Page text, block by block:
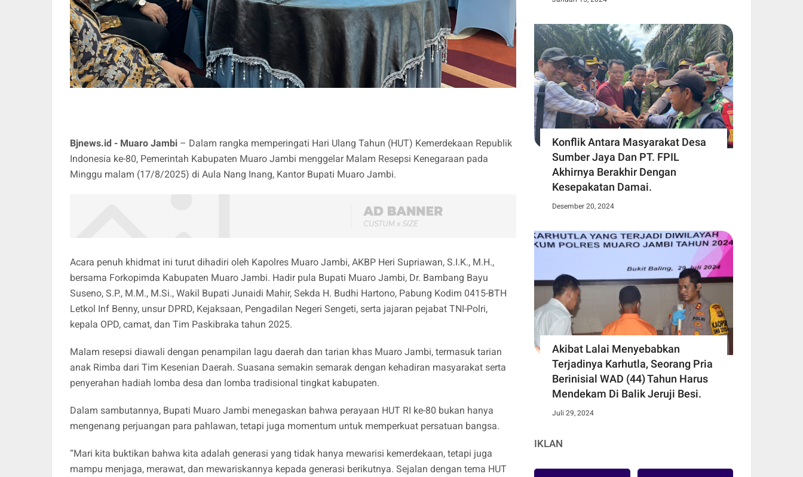
Bjnews.id - Muaro Jambi – Dalam rangka memperingati Hari Ulang Tahun (HUT) Kemerdekaan Republik
Indonesia ke-80, Pemerintah Kabupaten Muaro Jambi menggelar Malam Resepsi Kenegaraan pada
Minggu malam (17/8/2025) di Aula Nang Inang, Kantor Bupati Muaro Jambi.
Acara penuh khidmat ini turut dihadiri oleh Kapolres Muaro Jambi, AKBP Heri Supriawan, S.I.K., M.H.,
bersama Forkopimda Kabupaten Muaro Jambi. Hadir pula Bupati Muaro Jambi, Dr. Bambang Bayu
Suseno, S.P., M.M., M.Si., Wakil Bupati Junaidi Mahir, Sekda H. Budhi Hartono, Pabung Kodim 0415-BTH
Letkol Inf Benny, unsur DPRD, Kejaksaan, Pengadilan Negeri Sengeti, serta jajaran pejabat TNI-Polri,
kepala OPD, camat, dan Tim Paskibraka tahun 2025.
Malam resepsi diawali dengan penampilan lagu daerah dan tarian khas Muaro Jambi, termasuk tarian
anak Rimba dari Tim Kesenian Daerah. Suasana semakin semarak dengan kehadiran masyarakat serta
penyerahan hadiah lomba desa dan lomba tradisional tingkat kabupaten.
Dalam sambutannya, Bupati Muaro Jambi menegaskan bahwa perayaan HUT RI ke-80 bukan hanya
mengenang perjuangan para pahlawan, tetapi juga momentum untuk memperkuat persatuan bangsa.
“Mari kita buktikan bahwa kita adalah generasi yang tidak hanya mewarisi kemerdekaan, tetapi juga
mampu menjaga, merawat, dan mewariskannya kepada generasi berikutnya. Sejalan dengan tema HUT
Konflik Antara Masyarakat Desa
Sumber Jaya Dan PT. FPIL
Akhirnya Berakhir Dengan
Kesepakatan Damai.
Desember 20, 2024
Akibat Lalai Menyebabkan
Terjadinya Karhutla, Seorang Pria
Berinisial WAD (44) Tahun Harus
Mendekam Di Balik Jeruji Besi.
Juli 29, 2024
IKLAN